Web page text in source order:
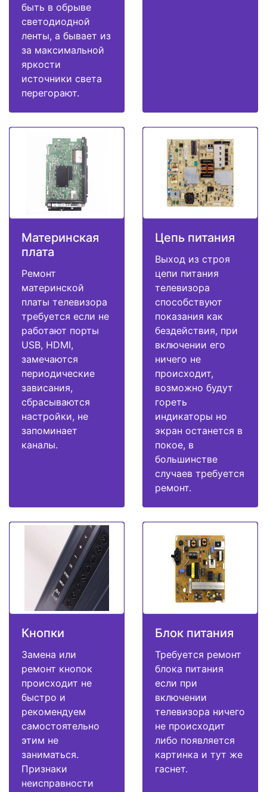
быть в обрыве
светодиодной
ленты, а бывает из
за максимальной
яркости
источники света
перегорают.
Материнская
плата
Ремонт
материнской
платы телевизора
требуется если не
работают порты
USB, HDMI,
замечаются
периодические
зависания,
сбрасываются
настройки, не
запоминает
каналы.
Цепь питания
Выход из строя
цепи питания
телевизора
способствуют
показания как
бездействия, при
включении его
ничего не
происходит,
возможно будут
гореть
индикаторы но
экран останется в
покое, в
большинстве
случаев требуется
ремонт.
Кнопки
Замена или
ремонт кнопок
происходит не
быстро и
рекомендуем
самостоятельно
этим не
заниматься.
Признаки
неисправности
Блок питания
Требуется ремонт
блока питания
если при
включении
телевизора ничего
не происходит
либо появляется
картинка и тут же
гаснет.